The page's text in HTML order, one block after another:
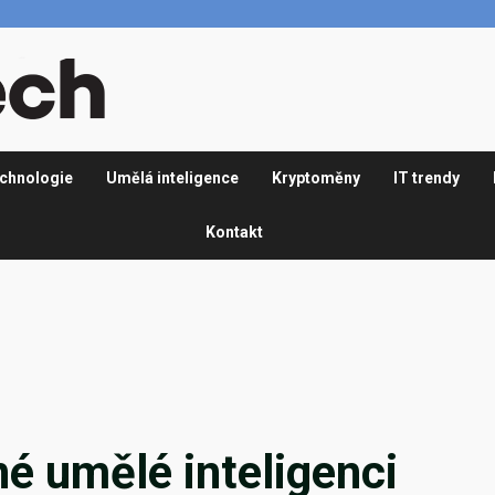
Umělá inteligence Kryptoměny IT trendy
Kontakt
umělé inteligenci